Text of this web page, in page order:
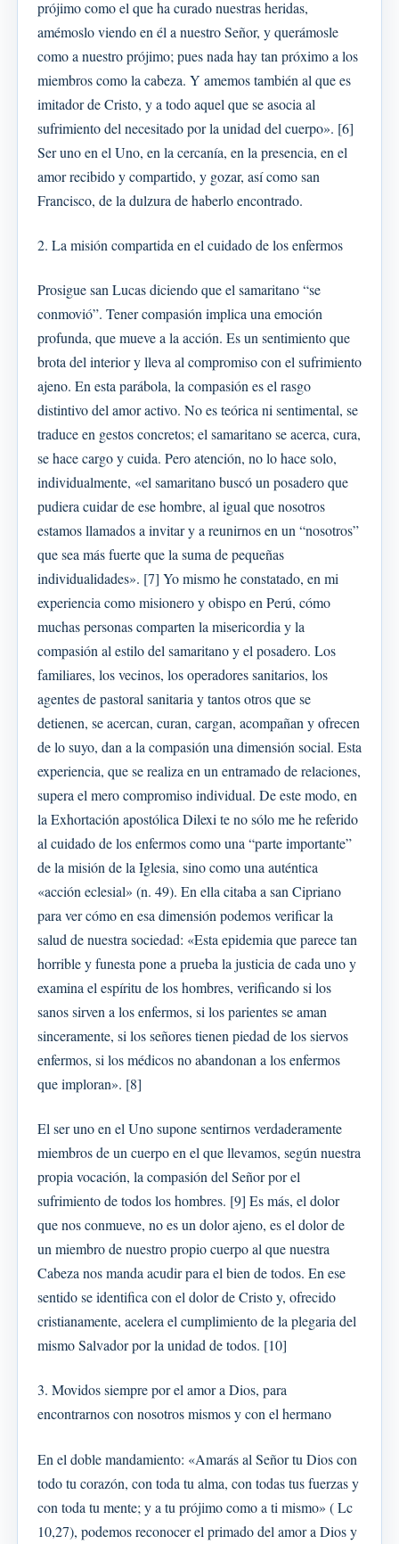
prójimo como el que ha curado nuestras heridas,
amémoslo viendo en él a nuestro Señor, y querámosle
como a nuestro prójimo; pues nada hay tan próximo a los
miembros como la cabeza. Y amemos también al que es
imitador de Cristo, y a todo aquel que se asocia al
sufrimiento del necesitado por la unidad del cuerpo». [6]
Ser uno en el Uno, en la cercanía, en la presencia, en el
amor recibido y compartido, y gozar, así como san
Francisco, de la dulzura de haberlo encontrado.
2. La misión compartida en el cuidado de los enfermos
Prosigue san Lucas diciendo que el samaritano “se
conmovió”. Tener compasión implica una emoción
profunda, que mueve a la acción. Es un sentimiento que
brota del interior y lleva al compromiso con el sufrimiento
ajeno. En esta parábola, la compasión es el rasgo
distintivo del amor activo. No es teórica ni sentimental, se
traduce en gestos concretos; el samaritano se acerca, cura,
se hace cargo y cuida. Pero atención, no lo hace solo,
individualmente, «el samaritano buscó un posadero que
pudiera cuidar de ese hombre, al igual que nosotros
estamos llamados a invitar y a reunirnos en un “nosotros”
que sea más fuerte que la suma de pequeñas
individualidades». [7] Yo mismo he constatado, en mi
experiencia como misionero y obispo en Perú, cómo
muchas personas comparten la misericordia y la
compasión al estilo del samaritano y el posadero. Los
familiares, los vecinos, los operadores sanitarios, los
agentes de pastoral sanitaria y tantos otros que se
detienen, se acercan, curan, cargan, acompañan y ofrecen
de lo suyo, dan a la compasión una dimensión social. Esta
experiencia, que se realiza en un entramado de relaciones,
supera el mero compromiso individual. De este modo, en
la Exhortación apostólica Dilexi te no sólo me he referido
al cuidado de los enfermos como una “parte importante”
de la misión de la Iglesia, sino como una auténtica
«acción eclesial» (n. 49). En ella citaba a san Cipriano
para ver cómo en esa dimensión podemos verificar la
salud de nuestra sociedad: «Esta epidemia que parece tan
horrible y funesta pone a prueba la justicia de cada uno y
examina el espíritu de los hombres, verificando si los
sanos sirven a los enfermos, si los parientes se aman
sinceramente, si los señores tienen piedad de los siervos
enfermos, si los médicos no abandonan a los enfermos
que imploran». [8]
El ser uno en el Uno supone sentirnos verdaderamente
miembros de un cuerpo en el que llevamos, según nuestra
propia vocación, la compasión del Señor por el
sufrimiento de todos los hombres. [9] Es más, el dolor
que nos conmueve, no es un dolor ajeno, es el dolor de
un miembro de nuestro propio cuerpo al que nuestra
Cabeza nos manda acudir para el bien de todos. En ese
sentido se identifica con el dolor de Cristo y, ofrecido
cristianamente, acelera el cumplimiento de la plegaria del
mismo Salvador por la unidad de todos. [10]
3. Movidos siempre por el amor a Dios, para
encontrarnos con nosotros mismos y con el hermano
En el doble mandamiento: «Amarás al Señor tu Dios con
todo tu corazón, con toda tu alma, con todas tus fuerzas y
con toda tu mente; y a tu prójimo como a ti mismo» ( Lc
10,27), podemos reconocer el primado del amor a Dios y